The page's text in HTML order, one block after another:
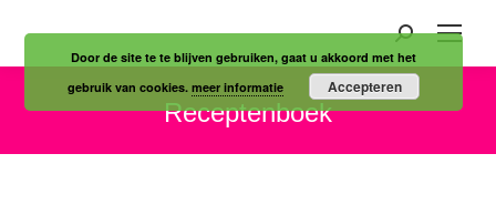
Zoeken:
Receptenboek
Door de site te te blijven gebruiken, gaat u akkoord met het
gebruik van cookies.meer informatie Accepteren